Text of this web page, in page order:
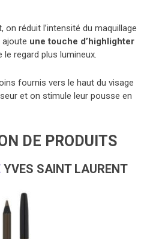
réduit l’intensité du maquillage
ajoute une touche d’highlighter
regard plus lumineux.
fournis vers le haut du visage
et on stimule leur pousse en
DE PRODUITS
YVES SAINT LAURENT